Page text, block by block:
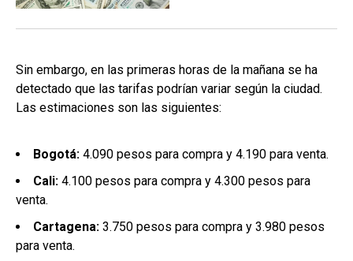
Sin embargo, en las primeras horas de la mañana se ha
detectado que las tarifas podrían variar según la ciudad.
Las estimaciones son las siguientes:
Bogotá: 4.090 pesos para compra y 4.190 para venta.
Cali: 4.100 pesos para compra y 4.300 pesos para
venta.
Cartagena: 3.750 pesos para compra y 3.980 pesos
para venta.